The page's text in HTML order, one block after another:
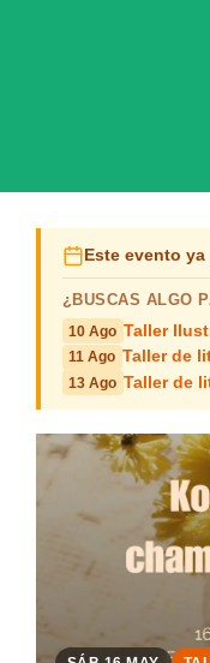
Este evento
¿BUSCAS ALGO
10 Ago Taller
11 Ago Taller de
13 Ago Taller de